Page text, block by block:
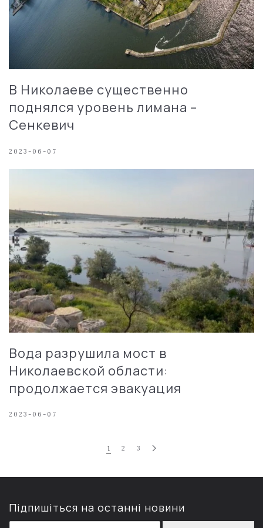
В Николаеве существенно
поднялся уровень лимана –
Сенкевич
2023-06-07
Вода разрушила мост в
Николаевской области:
продолжается эвакуация
2023-06-07
1 2 3
Підпишіться на останні новини